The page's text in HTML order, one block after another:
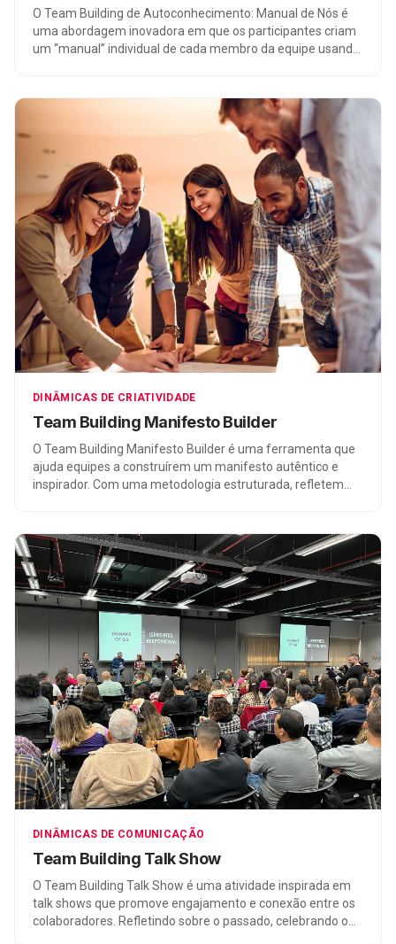
O Team Building de Autoconhecimento: Manual de Nós é
uma abordagem inovadora em que os participantes criam
um “manual” individual de cada membro da equipe usando
única de cada pessoa para o sucesso coletivo.
DINÂMICAS DE CRIATIVIDADE
Team Building Manifesto Builder
O Team Building Manifesto Builder é uma ferramenta que
ajuda equipes a construírem um manifesto autêntico e
inspirador. Com uma metodologia estruturada, refletem
envolvente, fortalecendo o trabalho em equipe para
alcançar resultados extraordinários.
DINÂMICAS DE COMUNICAÇÃO
Team Building Talk Show
O Team Building Talk Show é uma atividade inspirada em
talk shows que promove engajamento e conexão entre os
colaboradores. Refletindo sobre o passado, celebrando o